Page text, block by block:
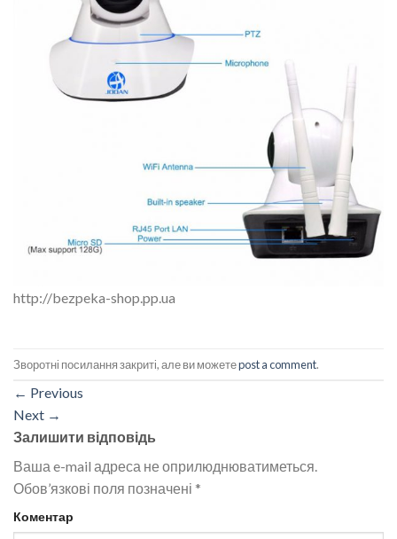
http://bezpeka-shop.pp.ua
Зворотні посилання закриті, але ви можетеpost a comment.
← Previous
Next →
Залишити відповідь
Ваша e-mail адреса не оприлюднюватиметься.
Обов’язкові поля позначені *
Коментар